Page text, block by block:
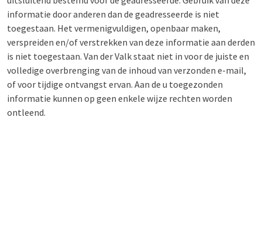
informatie door anderen dan de geadresseerde is niet
toegestaan. Het vermenigvuldigen, openbaar maken,
verspreiden en/of verstrekken van deze informatie aan derden
is niet toegestaan. Van der Valk staat niet in voor de juiste en
volledige overbrenging van de inhoud van verzonden e-mail,
of voor tijdige ontvangst ervan. Aan de u toegezonden
informatie kunnen op geen enkele wijze rechten worden
ontleend.